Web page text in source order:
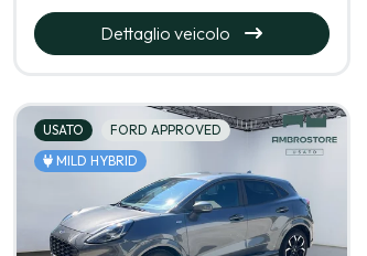
Dettaglio veicolo
USATO
FORD APPROVED
MILD HYBRID